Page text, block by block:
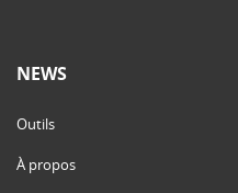
NEWS
Outils
À propos